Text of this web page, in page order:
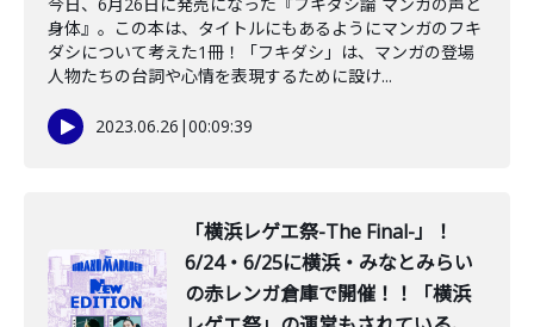
身体』。この本は、タイトルにもあるようにマンガのフキ
ダシについて考えた1冊！「フキダシ」は、マンガの登場
人物たちの台詞や心情を表現するために設け...
2023.06.26 |00:09:39
「横浜レゲエ祭-The Final-」！
6/24・6/25に横浜・みなとみらい
の赤レンガ倉庫で開催！！「横浜